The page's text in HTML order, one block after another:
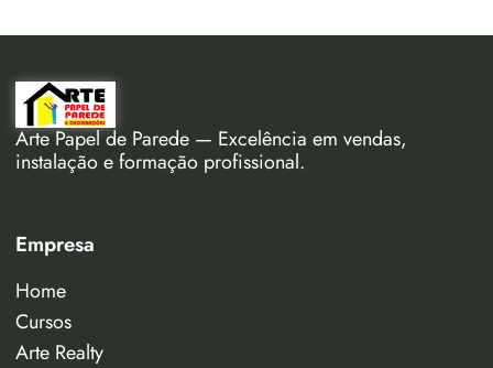
Arte Papel de Parede — Excelência em vendas,
instalação e formação profissional.
Empresa
Home
Cursos
Arte Realty